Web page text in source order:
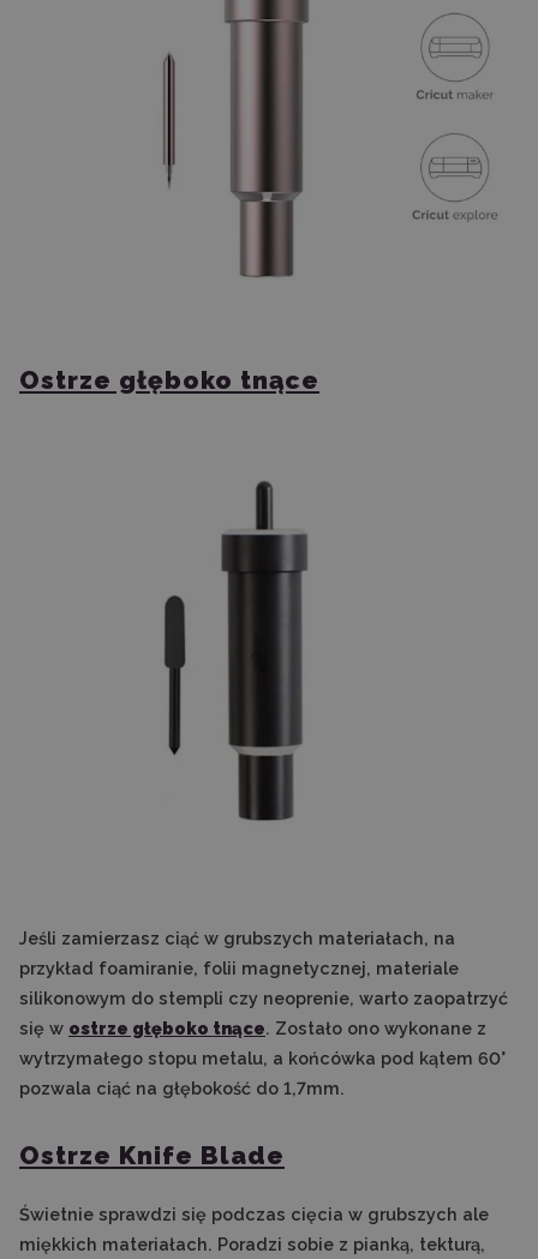
Ostrze głęboko tnące
Jeśli zamierzasz ciąć w grubszych materiałach, na
przykład foamiranie, folii magnetycznej, materiale
silikonowym do stempli czy neoprenie, warto zaopatrzyć
się w ostrze głęboko tnące. Zostało ono wykonane z
wytrzymałego stopu metalu, a końcówka pod kątem 60°
pozwala ciąć na głębokość do 1,7mm.
Ostrze Knife Blade
Świetnie sprawdzi się podczas cięcia w grubszych ale
miękkich materiałach. Poradzi sobie z pianką, tekturą,